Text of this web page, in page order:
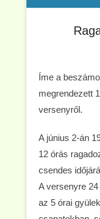
Íme a
megrendezett
versenyről.
A június 2-án
12 órás
csendes
A versenyre
az 5 órai